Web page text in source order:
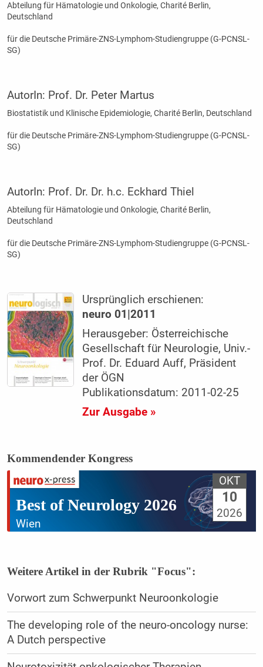
Abteilung für Hämatologie und Onkologie, Charité Berlin,
Deutschland
für die Deutsche Primäre-ZNS-Lymphom-Studiengruppe (G-PCNSL-
SG)
AutorIn: Prof. Dr. Peter Martus
Biostatistik und Klinische Epidemiologie, Charité Berlin, Deutschland
für die Deutsche Primäre-ZNS-Lymphom-Studiengruppe (G-PCNSL-
SG)
AutorIn: Prof. Dr. Dr. h.c. Eckhard Thiel
Abteilung für Hämatologie und Onkologie, Charité Berlin,
Deutschland
für die Deutsche Primäre-ZNS-Lymphom-Studiengruppe (G-PCNSL-
SG)
Ursprünglich erschienen:
neuro 01|2011
Herausgeber: Österreichische
Gesellschaft für Neurologie, Univ.-
Prof. Dr. Eduard Auff, Präsident
der ÖGN
Publikationsdatum: 2011-02-25
Zur Ausgabe »
Kommendender Kongress
Best of Neurology 2026
Wien
OKT
10
2026
Weitere Artikel in der Rubrik "Focus":
Vorwort zum Schwerpunkt Neuroonkologie
The developing role of the neuro-oncology nurse:
A Dutch perspective